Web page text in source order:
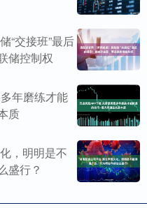
“交接班”最后
储控制权
年磨练才能
质
，明明是不
盛行？